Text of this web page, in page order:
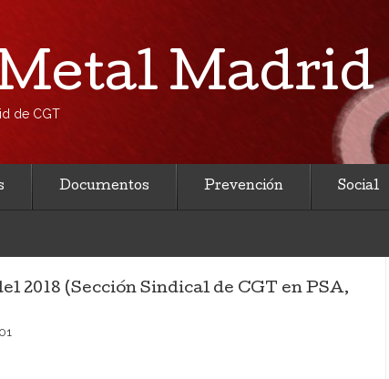
Madrid
de CGT
Documentos Prevención Social
2018 (Sección Sindical de CGT en PSA,